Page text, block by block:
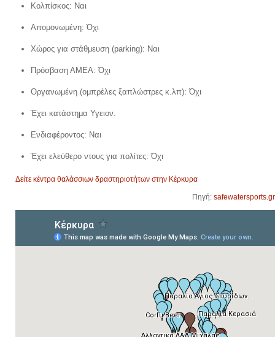
Κολπίσκος: Ναι
Απομονωμένη: Όχι
Χώρος για στάθμευση (parking): Ναι
Πρόσβαση ΑΜΕΑ: Όχι
Οργανωμένη (ομπρέλες ξαπλώστρες κ.λπ): Όχι
Έχει κατάστημα Υγειον.
Ενδιαφέροντος: Ναι
Έχει ελεύθερο ντους για πολίτες: Όχι
Δείτε κέντρα θαλάσσιων δραστηριοτήτων στην Κέρκυρα
Πηγή: safewatersports.gr